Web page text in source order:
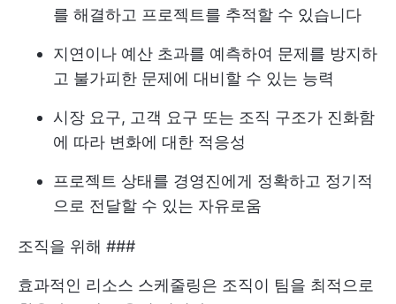
를 해결하고 프로젝트를 추적할 수 있습니다
지연이나 예산 초과를 예측하여 문제를 방지하
고 불가피한 문제에 대비할 수 있는 능력
시장 요구, 고객 요구 또는 조직 구조가 진화함
에 따라 변화에 대한 적응성
프로젝트 상태를 경영진에게 정확하고 정기적
으로 전달할 수 있는 자유로움
조직을 위해 ###
효과적인 리소스 스케줄링은 조직이 팀을 최적으로